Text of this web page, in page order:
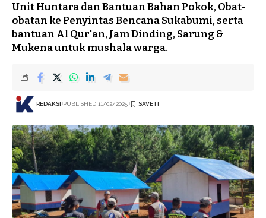
Unit Huntara dan Bantuan Bahan Pokok, Obat-
obatan ke Penyintas Bencana Sukabumi, serta
bantuan Al Qur'an, Jam Dinding, Sarung &
Mukena untuk mushala warga.
REDAKSI PUBLISHED 11/02/2025